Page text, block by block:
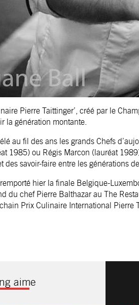
Pierre Taittinger’, créé par le
la génération montante.
au fil des ans les grands Chefs
1985) ou Régis Marcon (lauréat
des savoir-faire entre les générations
hier la finale Belgique-
du chef Pierre Balthazar au The
Prix Culinaire International Pierre
aime